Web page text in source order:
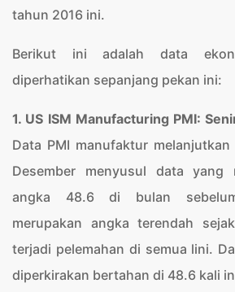
tahun 2016 ini.
Berikut ini adalah data
diperhatikan sepanjang pekan ini:
1. US ISM Manufacturing PMI:
Data PMI manufaktur
Desember menyusul data yang
angka 48.6 di bulan
merupakan angka terendah
terjadi pelemahan di semua lini.
diperkirakan bertahan di 48.6 kali